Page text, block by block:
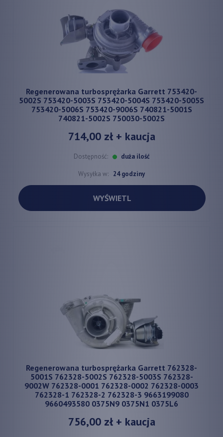
Regenerowana turbosprężarka Garrett 753420-
5002S 753420-5003S 753420-5004S 753420-5005S
753420-5006S 753420-9006S 740821-5001S
740821-5002S 750030-5002S
714,00 zł+ kaucja
Dostępność: duża ilość
Wysyłka w: 24 godziny
WYŚWIETL
Regenerowana turbosprężarka Garrett 762328-
5001S 762328-5002S 762328-5003S 762328-
9002W 762328-0001 762328-0002 762328-0003
762328-1 762328-2 762328-3 9663199080
9660493580 0375N9 0375N1 0375L6
756,00 zł+ kaucja